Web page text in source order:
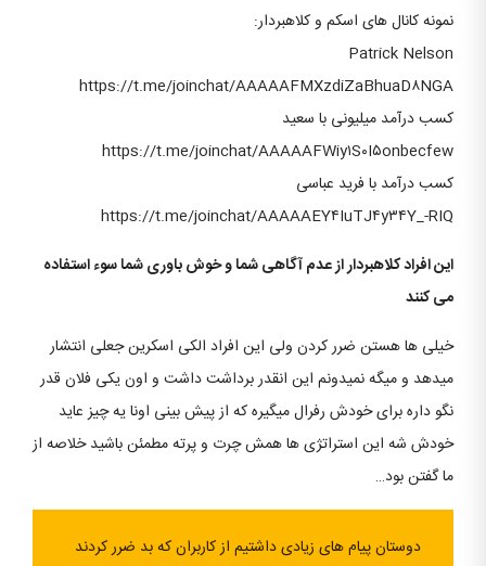
نمونه کانال های اسکم و کلاهبردار:
Patrick Nelson
https://t.me/joinchat/AAAAAFMXzdiZaBhuaD۸NGA
کسب درآمد میلیونی با سعید
https://t.me/joinchat/AAAAAFWiy۱S۰I۵onbecfew
کسب درآمد با فرید عباسی
https://t.me/joinchat/AAAAAEY۴IuTJ۴y۳۴Y_-RIQ
این افراد کلاهبردار از عدم آگاهی شما و خوش باوری شما سوء استفاده
می کنند
خیلی ها هستن ضرر کردن ولی این افراد الکی اسکرین جعلی انتشار
میدهد و میگه نمیدونم این انقدر برداشت داشت و اون یکی فلان قدر
نگو داره برای خودش رفرال میگیره که از پیش بینی اونا یه چیز عاید
خودش شه این استراتژی ها همش چرت و پرته مطمئن باشید خلاصه از
ما گفتن بود…
دوستان پیام های زیادی داشتیم از کاربران که بد ضرر کردند